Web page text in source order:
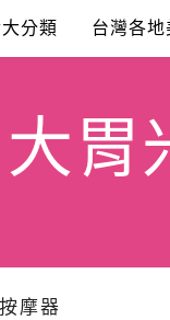
分類 台灣各地
大胃
摩器